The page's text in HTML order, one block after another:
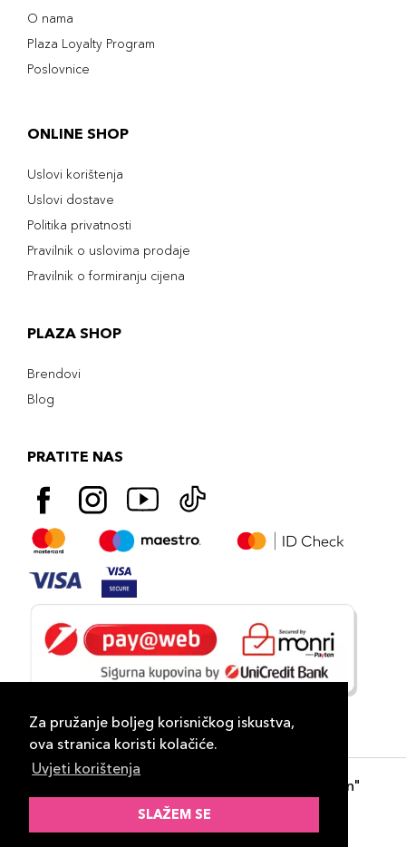
Za pružanje boljeg korisničkog iskustva,
ova stranica koristi kolačiće.
Uvjeti korištenja
SLAŽEM SE
O nama
Plaza Loyalty Program
Poslovnice
ONLINE SHOP
Uslovi korištenja
Uslovi dostave
Politika privatnosti
Pravilnik o uslovima prodaje
Pravilnik o formiranju cijena
PLAZA SHOP
Brendovi
Blog
PRATITE NAS
- "DP Lux Distribution"
d.o.o. Banja Luka
ID-S Consulting d.o.o. Sarajevo